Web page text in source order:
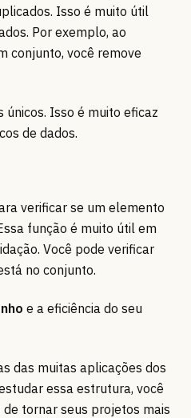
Isso é muito útil
Por exemplo, ao
conjunto, você remove
únicos. Isso é muito eficaz
de dados.
verificar se um elemento
função é muito útil em
Você pode verificar
no conjunto.
e a eficiência do seu
das muitas aplicações dos
essa estrutura, você
tornar seus projetos mais